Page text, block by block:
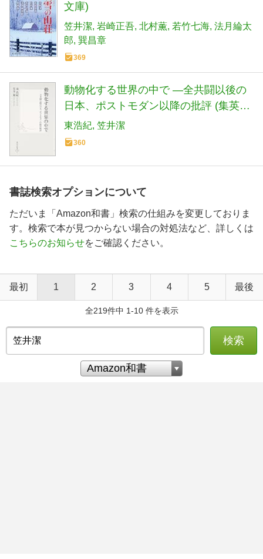
文庫)
笠井潔 岩崎正吾 北村薫 若竹七海 法月綸太
郎 巽昌章
369
動物化する世界の中で ―全共闘以後の
日本、ポストモダン以降の批評 (集英社
新書)
東浩紀 笠井潔
360
書誌検索オプションについて
ただいま「Amazon和書」検索の仕組みを変更しておりま
す。検索で本が見つからない場合の対処法など、詳しくは
こちらのお知らせをご確認ください。
最初 1 2 3 4 5 最後
全219件中 1-10 件を表示
検索